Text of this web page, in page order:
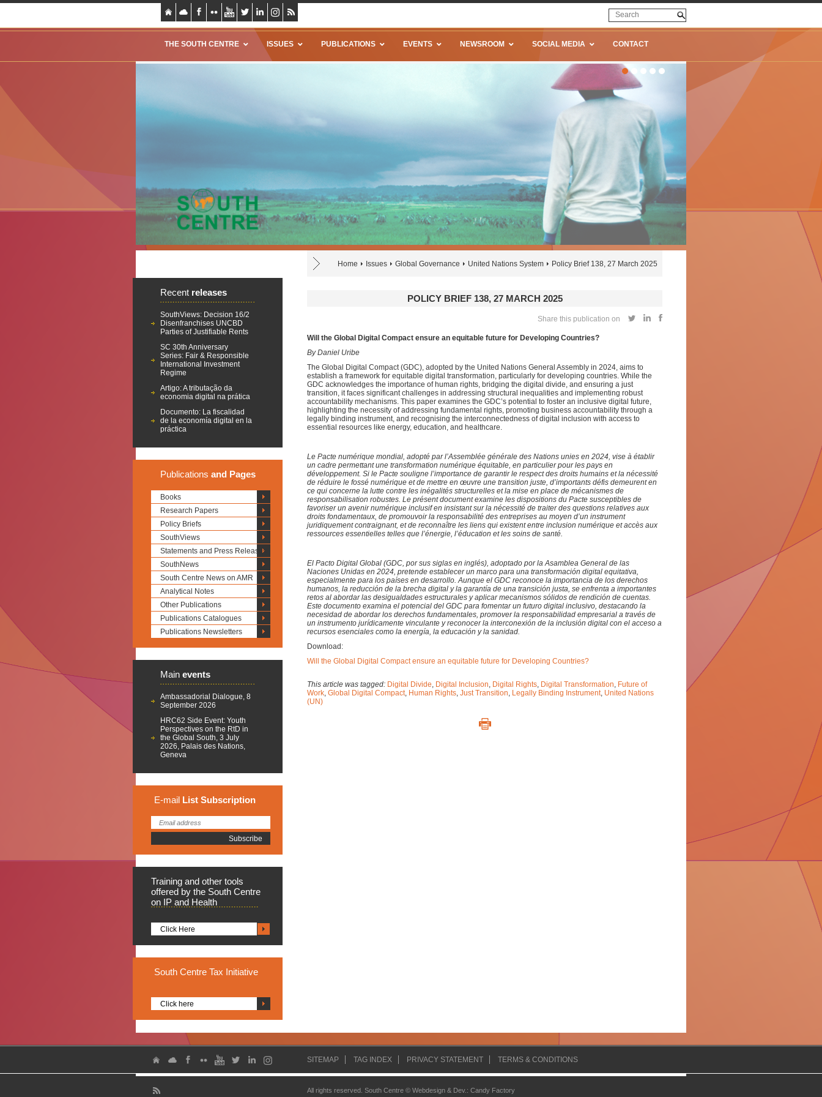
THE SOUTH CENTRE ISSUES PUBLICATIONS EVENTS NEWSROOM SOCIAL MEDIA CONTACT
Home Issues Global Governance United Nations System Policy Brief 138, 27 March 2025
Recent releases
SouthViews: Decision 16/2
Disenfranchises UNCBD
Parties of Justifiable Rents
SC 30th Anniversary
Series: Fair & Responsible
International Investment
Regime
Artigo: A tributação da
economia digital na prática
Documento: La fiscalidad
de la economía digital en la
práctica
Publications and Pages
Books
Research Papers
Policy Briefs
SouthViews
Statements and Press Releases
SouthNews
South Centre News on AMR
Analytical Notes
Other Publications
Publications Catalogues
Publications Newsletters
Main events
Ambassadorial Dialogue, 8
September 2026
HRC62 Side Event: Youth
Perspectives on the RtD in
the Global South, 3 July
2026, Palais des Nations,
Geneva
E-mail List Subscription
Training and other tools
offered by the South Centre
on IP and Health
Click Here
South Centre Tax Initiative
Click here
POLICY BRIEF 138, 27 MARCH 2025
Share this publication on
Will the Global Digital Compact ensure an equitable future for Developing Countries?
By Daniel Uribe
The Global Digital Compact (GDC), adopted by the United Nations General Assembly in 2024, aims to
establish a framework for equitable digital transformation, particularly for developing countries. While the
GDC acknowledges the importance of human rights, bridging the digital divide, and ensuring a just
transition, it faces significant challenges in addressing structural inequalities and implementing robust
accountability mechanisms. This paper examines the GDC’s potential to foster an inclusive digital future,
highlighting the necessity of addressing fundamental rights, promoting business accountability through a
legally binding instrument, and recognising the interconnectedness of digital inclusion with access to
essential resources like energy, education, and healthcare.
Le Pacte numérique mondial, adopté par l’Assemblée générale des Nations unies en 2024, vise à établir
un cadre permettant une transformation numérique équitable, en particulier pour les pays en
développement. Si le Pacte souligne l’importance de garantir le respect des droits humains et la nécessité
de réduire le fossé numérique et de mettre en œuvre une transition juste, d’importants défis demeurent en
ce qui concerne la lutte contre les inégalités structurelles et la mise en place de mécanismes de
responsabilisation robustes. Le présent document examine les dispositions du Pacte susceptibles de
favoriser un avenir numérique inclusif en insistant sur la nécessité de traiter des questions relatives aux
droits fondamentaux, de promouvoir la responsabilité des entreprises au moyen d’un instrument
juridiquement contraignant, et de reconnaître les liens qui existent entre inclusion numérique et accès aux
ressources essentielles telles que l’énergie, l’éducation et les soins de santé.
El Pacto Digital Global (GDC, por sus siglas en inglés), adoptado por la Asamblea General de las
Naciones Unidas en 2024, pretende establecer un marco para una transformación digital equitativa,
especialmente para los países en desarrollo. Aunque el GDC reconoce la importancia de los derechos
humanos, la reducción de la brecha digital y la garantía de una transición justa, se enfrenta a importantes
retos al abordar las desigualdades estructurales y aplicar mecanismos sólidos de rendición de cuentas.
Este documento examina el potencial del GDC para fomentar un futuro digital inclusivo, destacando la
necesidad de abordar los derechos fundamentales, promover la responsabilidad empresarial a través de
un instrumento jurídicamente vinculante y reconocer la interconexión de la inclusión digital con el acceso a
recursos esenciales como la energía, la educación y la sanidad.
Download:
Will the Global Digital Compact ensure an equitable future for Developing Countries?
This article was tagged: Digital Divide, Digital Inclusion, Digital Rights, Digital Transformation, Future of
Work, Global Digital Compact, Human Rights, Just Transition, Legally Binding Instrument, United Nations
(UN)
SITEMAP TAG INDEX PRIVACY STATEMENT TERMS & CONDITIONS
All rights reserved. South Centre © Webdesign & Dev. : Candy Factory